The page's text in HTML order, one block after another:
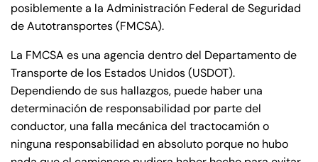
posiblemente a la Administración Federal de Seguridad
de Autotransportes (FMCSA).
La FMCSA es una agencia dentro del Departamento de
Transporte de los Estados Unidos (USDOT).
Dependiendo de sus hallazgos, puede haber una
determinación de responsabilidad por parte del
conductor, una falla mecánica del tractocamión o
ninguna responsabilidad en absoluto porque no hubo
Farmington - Hours
Enfield - Hours